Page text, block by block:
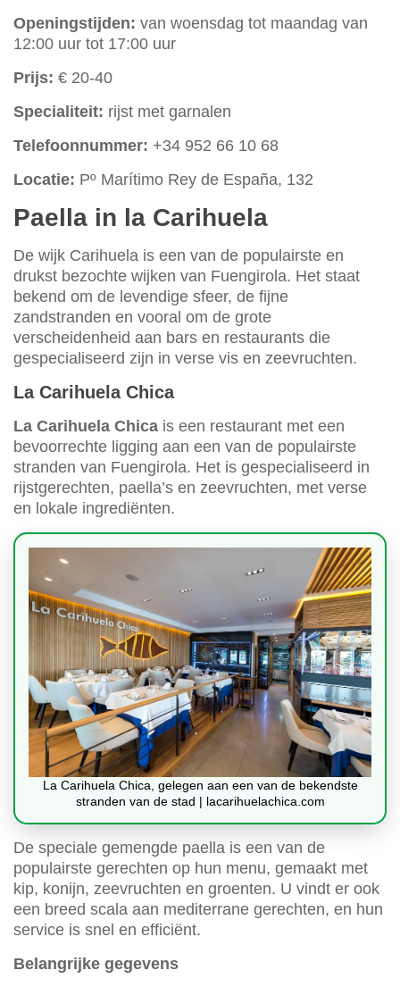
Openingstijden: van woensdag tot maandag van
12:00 uur tot 17:00 uur
Prijs: € 20-40
Specialiteit: rijst met garnalen
Telefoonnummer: +34 952 66 10 68
Locatie: Pº Marítimo Rey de España, 132
Paella in la Carihuela
De wijk Carihuela is een van de populairste en
drukst bezochte wijken van Fuengirola. Het staat
bekend om de levendige sfeer, de fijne
zandstranden en vooral om de grote
verscheidenheid aan bars en restaurants die
gespecialiseerd zijn in verse vis en zeevruchten.
La Carihuela Chica
La Carihuela Chica is een restaurant met een
bevoorrechte ligging aan een van de populairste
stranden van Fuengirola. Het is gespecialiseerd in
rijstgerechten, paella’s en zeevruchten, met verse
en lokale ingrediënten.
La Carihuela Chica, gelegen aan een van de bekendste
stranden van de stad | lacarihuelachica.com
De speciale gemengde paella is een van de
populairste gerechten op hun menu, gemaakt met
kip, konijn, zeevruchten en groenten. U vindt er ook
een breed scala aan mediterrane gerechten, en hun
service is snel en efficiënt.
Belangrijke gegevens